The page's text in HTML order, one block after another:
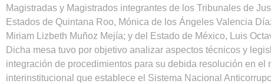
Magistradas y Magistrados integrantes de los Tribunales de
Estados de Quintana Roo, Mónica de los Ángeles Valencia
Miriam Lizbeth Muñoz Mejía; y del Estado de México, Luis
Dicha mesa tuvo por objetivo analizar aspectos técnicos y
integración de procedimientos para su debida resolución en el
interinstitucional que establece el Sistema Nacional